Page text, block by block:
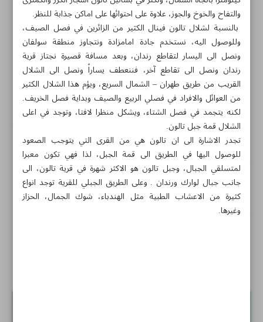
مواضيع هذه الصفحة
ايران تتربع على عرش آسيا برفع الاثقال
برسبوليس يواصل صدارته للدوري الايراني الممتاز
فلسطين في قلب تشيلي
والتفاح والخوخ والجوز، علاوة على احتوائها على اماكن جذابة للنظر.
بالنسبة لشلال تالون فينال الكثير من الزائرين في فصل الصيف،
وللوصول اليه، نستخدم جادة امامزادة ونتجاوز منطقة سولفان
ونصل الى اليسار لتقاطع رندان، وبعد مسافة قصيرة نجتاز قرية
رندان ونصل الى تقاطع آخر، فننعطف يساراً ونصل الى الشلال
القريب من طريق طهران – الشمال السريع، ويؤم هذا الشلال الكثير
من العوائل والافراد في فصلي الربيع والصيف وبداية فصل الخريف.
لكنه يتجمد في فصل الشتاء، ويشكل منظرا لافتا، وتوجد في اعلى
الشلال قمة جبل تالون.
تجدر الاشارة الى ان تالون هي من القرى التي يتوجب الصعود
للوصول اليها في الطريق الى قمة الجبل، لذا فهي تكون معبرا
لمتسلقي الجبال، وجبل تالون هو الاكثر شهرة في قرية تالون، الى
جانب جبال لوارك ورندان . وعلى الطريق الجبلي للقرية توجد انواع
كثيرة من الاعشاب الطبية مثل الهندباء، شوك الجمال، الحزاز
وغيرها.